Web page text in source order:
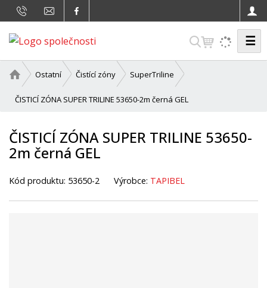
V
a
☰
v
o
s
r
n
Ostatní Čistící zóny SuperTriline
ČISTICÍ ZÓNA SUPER TRILINE 53650-2m černá GEL
ČISTICÍ ZÓNA SUPER TRILINE 53650-
2m černá GEL
Kód produktu: 53650-2 Výrobce: TAPIBEL